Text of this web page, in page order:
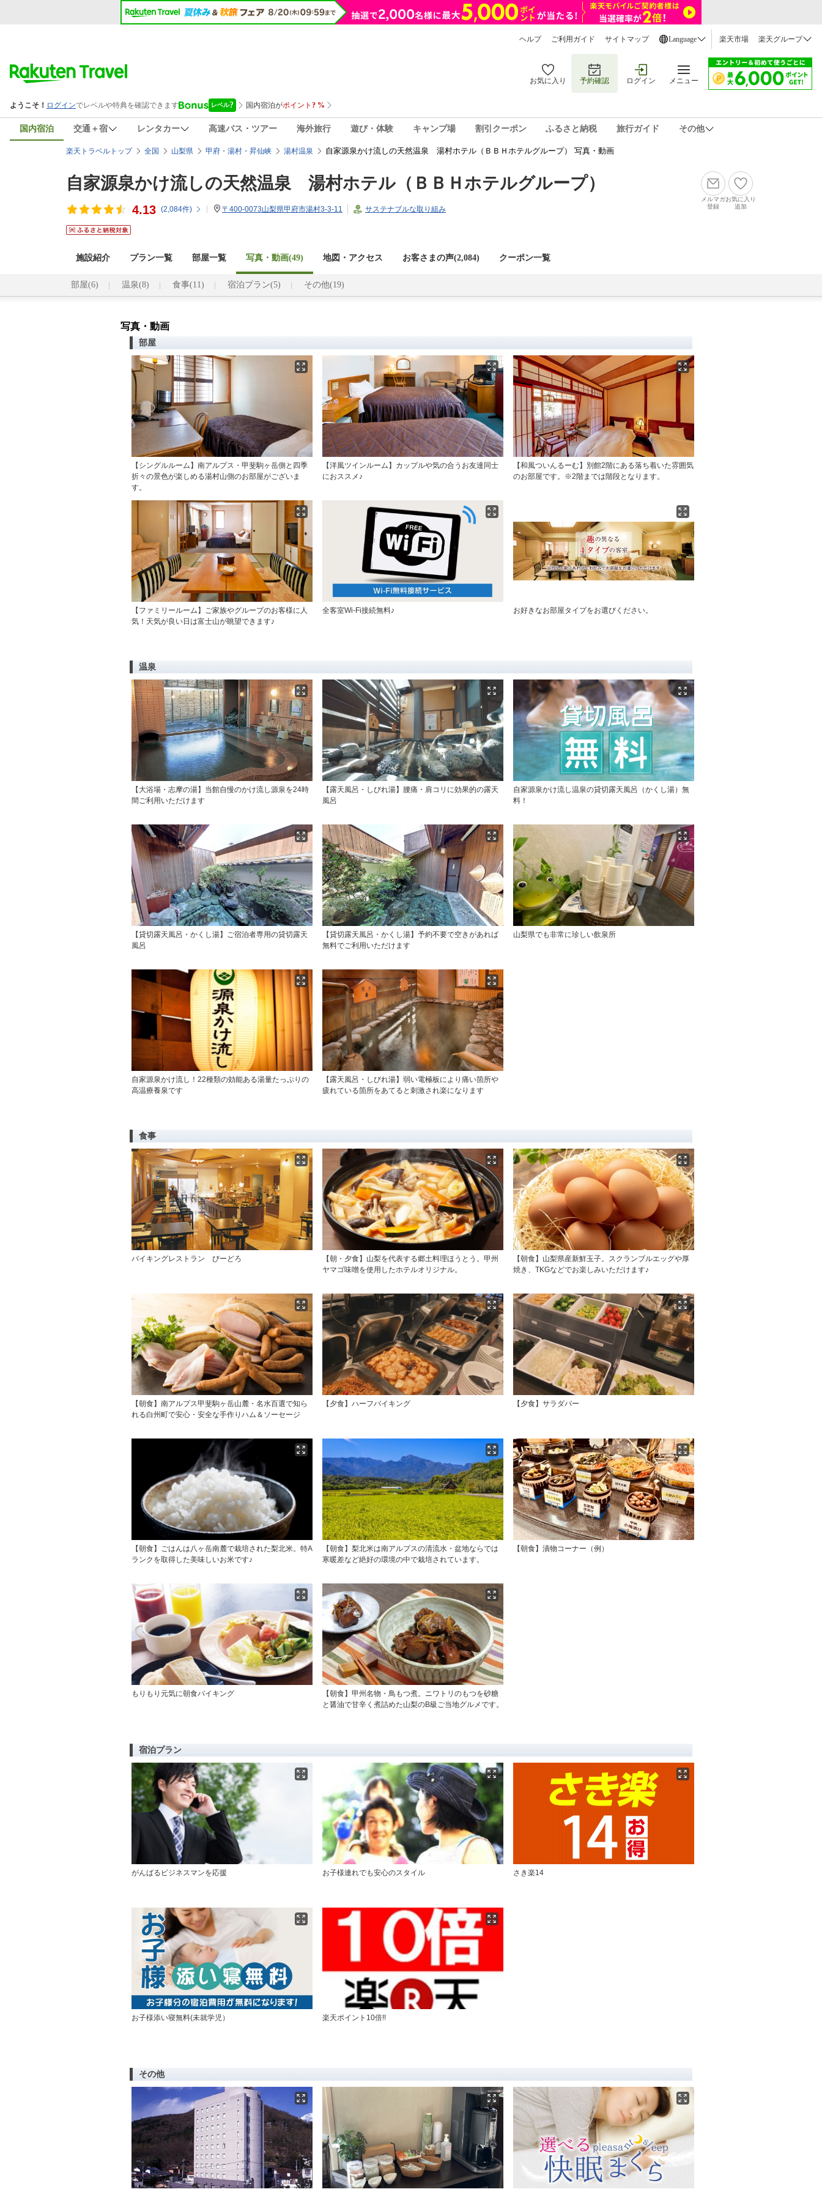
ヘルプ ご利用ガイド サイトマップ Language 楽天市場 楽天グループ
お気に入り 予約確認 ログイン メニュー
国内宿泊 交通＋宿 レンタカー 高速バス・ツアー 海外旅行 遊び・体験 キャンプ場 割引クーポン ふるさと納税 旅行ガイド その他
楽天トラベルトップ 全国 山梨県 甲府・湯村・昇仙峡 湯村温泉 自家源泉かけ流しの天然温泉 湯村ホテル（ＢＢＨホテルグループ） 写真・動画
自家源泉かけ流しの天然温泉 湯村ホテル（ＢＢＨホテルグループ）
4.13 (2,084件) 〒400-0073山梨県甲府市湯村3-3-11 サステナブルな取り組み
メルマガ
登録
お気に入り
追加
施設紹介 プラン一覧 部屋一覧 写真・動画(49) 地図・アクセス お客さまの声(2,084) クーポン一覧
部屋(6) 温泉(8) 食事(11) 宿泊プラン(5) その他(19)
写真・動画
部屋
【シングルルーム】南アルプス・甲斐駒ヶ岳側と四季
折々の景色が楽しめる湯村山側のお部屋がございま
す。
【洋風ツインルーム】カップルや気の合うお友達同士
におススメ♪
【和風ついんるーむ】別館2階にある落ち着いた雰囲気
のお部屋です。※2階までは階段となります。
【ファミリールーム】ご家族やグループのお客様に人
気！天気が良い日は富士山が眺望できます♪
全客室Wi-Fi接続無料♪ お好きなお部屋タイプをお選びください。
温泉
【大浴場・志摩の湯】当館自慢のかけ流し源泉を24時
間ご利用いただけます
【露天風呂・しびれ湯】腰痛・肩コリに効果的の露天
風呂
自家源泉かけ流し温泉の貸切露天風呂（かくし湯）無
料！
【貸切露天風呂・かくし湯】ご宿泊者専用の貸切露天
風呂
【貸切露天風呂・かくし湯】予約不要で空きがあれば
無料でご利用いただけます
山梨県でも非常に珍しい飲泉所
自家源泉かけ流し！22種類の効能ある湯量たっぷりの
高温療養泉です
【露天風呂・しびれ湯】弱い電極板により痛い箇所や
疲れている箇所をあてると刺激され楽になります
食事
バイキングレストラン びーどろ
【朝・夕食】山梨を代表する郷土料理ほうとう。甲州
ヤマゴ味噌を使用したホテルオリジナル。
【朝食】山梨県産新鮮玉子。スクランブルエッグや厚
焼き、TKGなどでお楽しみいただけます♪
【朝食】南アルプス甲斐駒ヶ岳山麓・名水百選で知ら
れる白州町で安心・安全な手作りハム＆ソーセージ
【夕食】ハーフバイキング 【夕食】サラダバー
【朝食】ごはんは八ヶ岳南麓で栽培された梨北米。特A
ランクを取得した美味しいお米です♪
【朝食】梨北米は南アルプスの清流水・盆地ならでは
寒暖差など絶好の環境の中で栽培されています。
【朝食】漬物コーナー（例）
もりもり元気に朝食バイキング
【朝食】甲州名物・鳥もつ煮。ニワトリのもつを砂糖
と醤油で甘辛く煮詰めた山梨のB級ご当地グルメです。
宿泊プラン
がんばるビジネスマンを応援 お子様連れでも安心のスタイル さき楽14
お子様添い寝無料(未就学児） 楽天ポイント10倍!!
その他